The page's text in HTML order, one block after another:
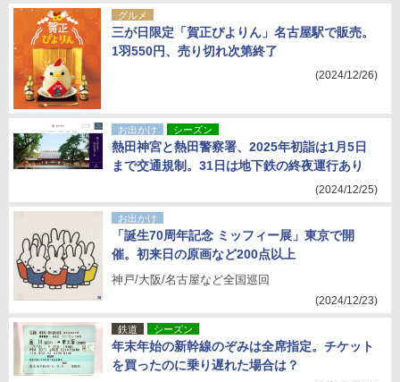
グルメ
三が日限定「賀正ぴよりん」名古屋駅で販売。
1羽550円、売り切れ次第終了
(2024/12/26)
お出かけ シーズン
熱田神宮と熱田警察署、2025年初詣は1月5日
まで交通規制。31日は地下鉄の終夜運行あり
(2024/12/25)
お出かけ
「誕生70周年記念 ミッフィー展」東京で開
催。初来日の原画など200点以上
神戸/大阪/名古屋など全国巡回
(2024/12/23)
鉄道 シーズン
年末年始の新幹線のぞみは全席指定。チケット
を買ったのに乗り遅れた場合は？